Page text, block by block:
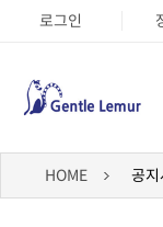
로그인
HOME 공